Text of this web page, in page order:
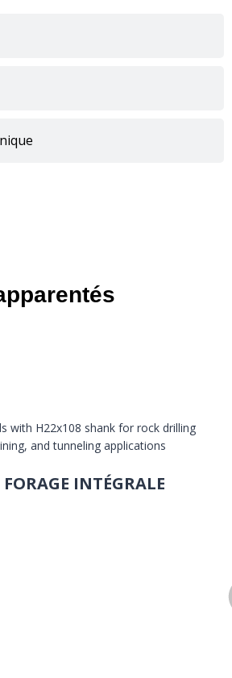
FORAGE INTÉGRALE